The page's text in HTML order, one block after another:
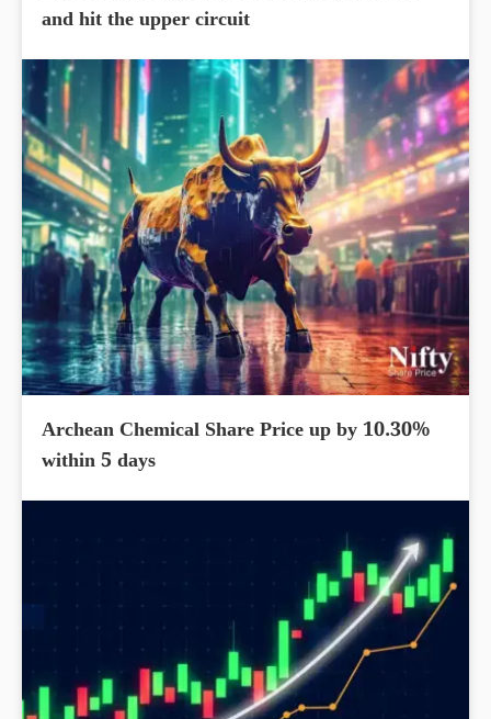
and hit the upper circuit
Archean Chemical Share Price up by 10.30%
within 5 days